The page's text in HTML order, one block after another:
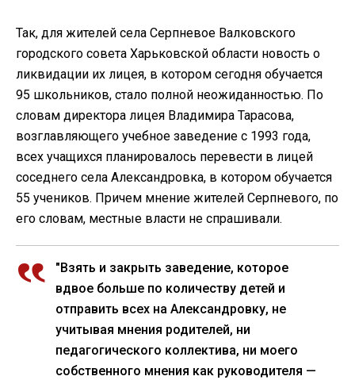
Так, для жителей села Серпневое Валковского
городского совета Харьковской области новость о
ликвидации их лицея, в котором сегодня обучается
95 школьников, стало полной неожиданностью. По
словам директора лицея Владимира Тарасова,
возглавляющего учебное заведение с 1993 года,
всех учащихся планировалось перевести в лицей
соседнего села Александровка, в котором обучается
55 учеников. Причем мнение жителей Серпневого, по
его словам, местные власти не спрашивали.
"Взять и закрыть заведение, которое
вдвое больше по количеству детей и
отправить всех на Александровку, не
учитывая мнения родителей, ни
педагогического коллектива, ни моего
собственного мнения как руководителя —